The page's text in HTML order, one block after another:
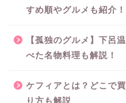
すめ順やグルメも紹介！
【孤独のグルメ】下呂
べた名物料理も解説！
ケフィアとは？どこで
り方も解説